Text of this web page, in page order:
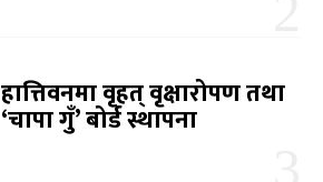
हात्तिवनमा वृहत् वृक्षारोपण तथा
‘चापा गुँ’ बोर्ड स्थापना